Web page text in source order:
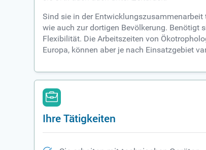
Sind sie in der
wie auch zur dortigen Bevölkerung. Benötigt
Flexibilität. Die Arbeitszeiten von
Europa, können aber je nach Einsatzgebiet
Ihre Tätigkeiten